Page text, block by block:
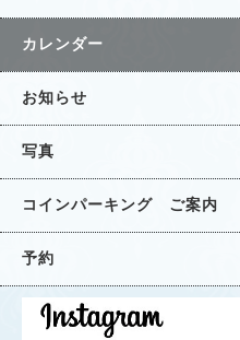
カレンダー
お知らせ
写真
コインパーキング ご案内
予約